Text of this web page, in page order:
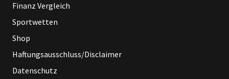
Finanz Vergleich
Sportwetten
Shop
Haftungsausschluss/Disclaimer
Datenschutz